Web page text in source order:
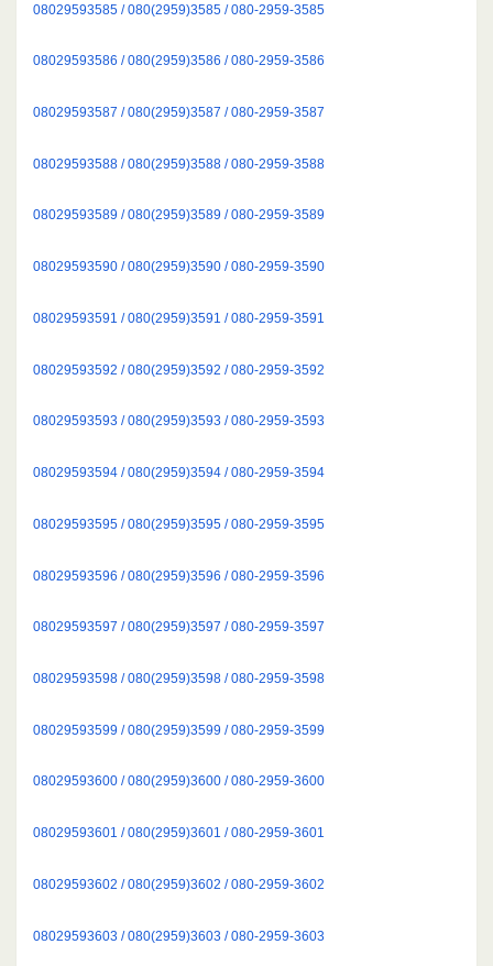
08029593585 / 080(2959)3585 / 080-2959-3585
08029593586 / 080(2959)3586 / 080-2959-3586
08029593587 / 080(2959)3587 / 080-2959-3587
08029593588 / 080(2959)3588 / 080-2959-3588
08029593589 / 080(2959)3589 / 080-2959-3589
08029593590 / 080(2959)3590 / 080-2959-3590
08029593591 / 080(2959)3591 / 080-2959-3591
08029593592 / 080(2959)3592 / 080-2959-3592
08029593593 / 080(2959)3593 / 080-2959-3593
08029593594 / 080(2959)3594 / 080-2959-3594
08029593595 / 080(2959)3595 / 080-2959-3595
08029593596 / 080(2959)3596 / 080-2959-3596
08029593597 / 080(2959)3597 / 080-2959-3597
08029593598 / 080(2959)3598 / 080-2959-3598
08029593599 / 080(2959)3599 / 080-2959-3599
08029593600 / 080(2959)3600 / 080-2959-3600
08029593601 / 080(2959)3601 / 080-2959-3601
08029593602 / 080(2959)3602 / 080-2959-3602
08029593603 / 080(2959)3603 / 080-2959-3603